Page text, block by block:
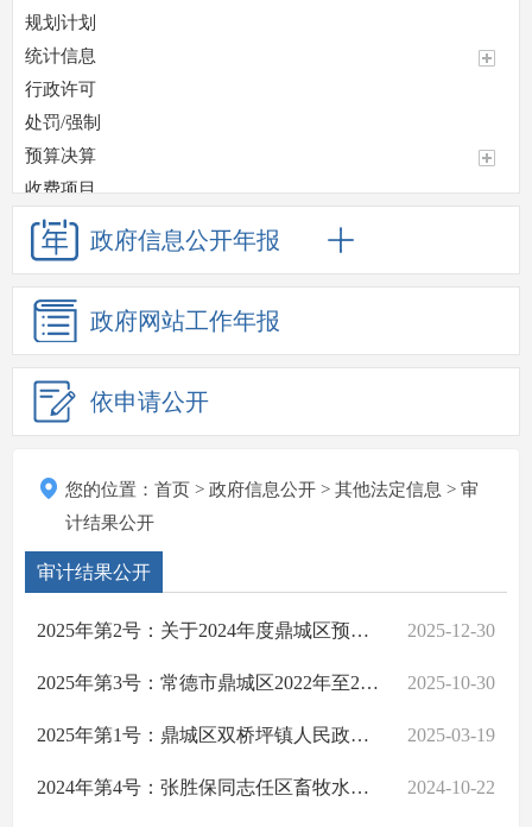
规划计划
统计信息
行政许可
处罚/强制
预算决算
收费项目
政府采购
重大项目
重点领域信息公开
应急管理
监督检查情况
招考招聘
其他法定信息
重大决策预公开
审计结果公开
政府工作报告
行政审批服务信息
法治政府建设情况年报
政府信息公开年报
政府网站工作年报
依申请公开
您的位置： 首页 > 政府信息公开 > 其他法定信息 > 审
计结果公开
审计结果公开
2025年第2号：关于2024年度鼎城区预算执行和其他财政收支审计查出问题整改情况的报告 2025-12-30
2025年第3号：常德市鼎城区2022年至2024年基本养老保险基金专项审计调查结果公告 2025-10-30
2025年第1号：鼎城区双桥坪镇人民政府2022年至2023年度财政收支情况审计结果公告 2025-03-19
2024年第4号：张胜保同志任区畜牧水产事务中心党组书记、主任期间经济责任履行情况审计结果公告 2024-10-22